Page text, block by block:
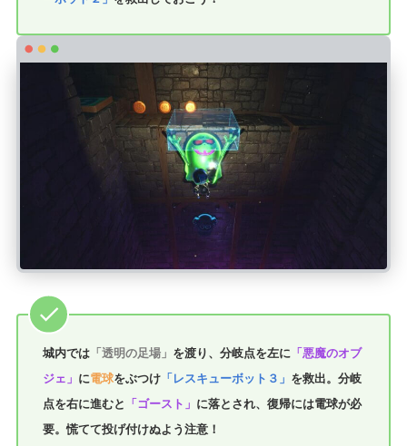
城内では「透明の足場」 を渡り、分岐点を左に「悪魔のオブ
ジェ」 に電球をぶつけ「レスキューボット３」 を救出。分岐
点を右に進むと 「ゴースト」 に落とされ、復帰には電球が必
要。慌てて投げ付けぬよう注意！